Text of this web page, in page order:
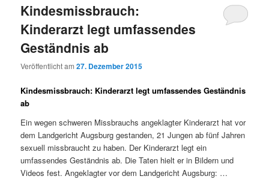
Kindesmissbrauch:
Kinderarzt legt umfassendes
Geständnis ab
Veröffentlicht am27. Dezember 2015
Kindesmissbrauch: Kinderarzt legt umfassendes Geständnis
ab
Ein wegen schweren Missbrauchs angeklagter Kinderarzt hat vor
dem Landgericht Augsburg gestanden, 21 Jungen ab fünf Jahren
sexuell missbraucht zu haben. Der Kinderarzt legt ein
umfassendes Geständnis ab. Die Taten hielt er in Bildern und
Videos fest. Angeklagter vor dem Landgericht Augsburg: …